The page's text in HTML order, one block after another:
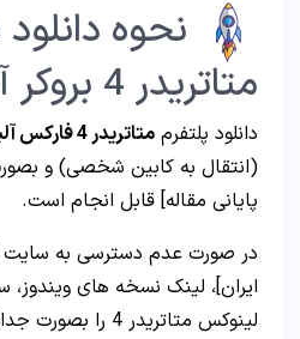
نحوه دانلود
متاتریدر 4 بروکر آلپاری
دانلود پلتفرم متاتریدر 4 فارکس آلپاری
(انتقال به کابین شخصی) و
پایانی مقاله] قابل انجام است.
در صورت عدم دسترسی به سایت
ایران]، لینک نسخه های
لینوکس متاتریدر 4